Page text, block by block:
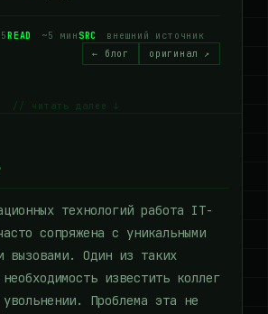
READ ~5 минSRC
внешний источник
← блог
оригинал ↗
// читать далее ↓
технологий работа IT-
сопряжена с уникальными
вызовами. Один из таких
известить коллег
Проблема эта не